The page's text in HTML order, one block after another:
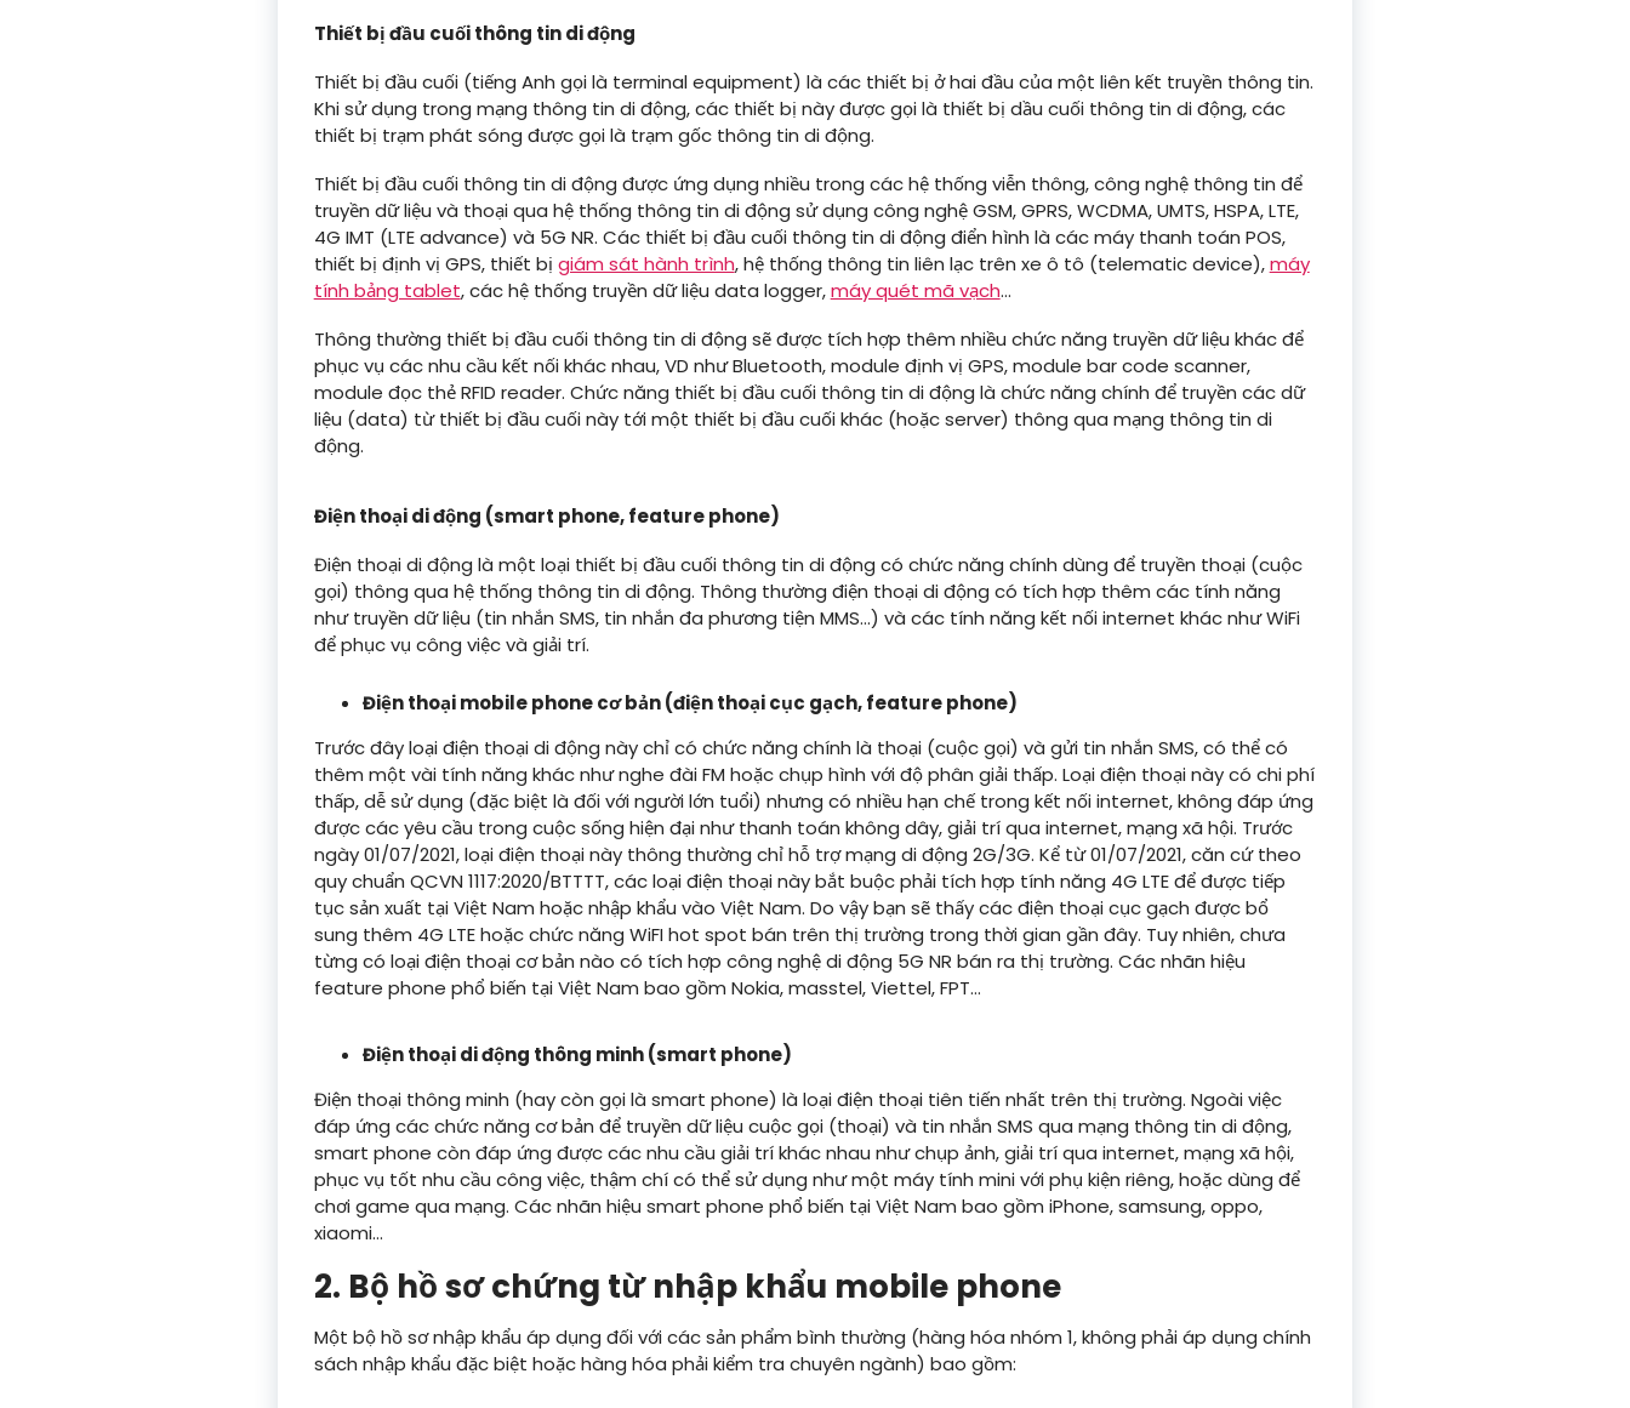
Thiết bị đầu cuối thông tin di động
Thiết bị đầu cuối (tiếng Anh gọi là terminal equipment) là các thiết bị ở hai đầu của một liên kết truyền thông tin.
Khi sử dụng trong mạng thông tin di động, các thiết bị này được gọi là thiết bị dầu cuối thông tin di động, các
thiết bị trạm phát sóng được gọi là trạm gốc thông tin di động.
Thiết bị đầu cuối thông tin di động được ứng dụng nhiều trong các hệ thống viễn thông, công nghệ thông tin để
truyền dữ liệu và thoại qua hệ thống thông tin di động sử dụng công nghệ GSM, GPRS, WCDMA, UMTS, HSPA, LTE,
4G IMT (LTE advance) và 5G NR. Các thiết bị đầu cuối thông tin di động điển hình là các máy thanh toán POS,
thiết bị định vị GPS, thiết bị giám sát hành trình, hệ thống thông tin liên lạc trên xe ô tô (telematic device),máy
tính bảng tablet, các hệ thống truyền dữ liệu data logger,máy quét mã vạch…
Thông thường thiết bị đầu cuối thông tin di động sẽ được tích hợp thêm nhiều chức năng truyền dữ liệu khác để
phục vụ các nhu cầu kết nối khác nhau, VD như Bluetooth, module định vị GPS, module bar code scanner,
module đọc thẻ RFID reader. Chức năng thiết bị đầu cuối thông tin di động là chức năng chính để truyền các dữ
liệu (data) từ thiết bị đầu cuối này tới một thiết bị đầu cuối khác (hoặc server) thông qua mạng thông tin di
động.
Điện thoại di động (smart phone, feature phone)
Điện thoại di động là một loại thiết bị đầu cuối thông tin di động có chức năng chính dùng để truyền thoại (cuộc
gọi) thông qua hệ thống thông tin di động. Thông thường điện thoại di động có tích hợp thêm các tính năng
như truyền dữ liệu (tin nhắn SMS, tin nhắn đa phương tiện MMS…) và các tính năng kết nối internet khác như WiFi
để phục vụ công việc và giải trí.
Điện thoại mobile phone cơ bản (điện thoại cục gạch, feature phone)
Trước đây loại điện thoại di động này chỉ có chức năng chính là thoại (cuộc gọi) và gửi tin nhắn SMS, có thể có
thêm một vài tính năng khác như nghe đài FM hoặc chụp hình với độ phân giải thấp. Loại điện thoại này có chi phí
thấp, dễ sử dụng (đặc biệt là đối với người lớn tuổi) nhưng có nhiều hạn chế trong kết nối internet, không đáp ứng
được các yêu cầu trong cuộc sống hiện đại như thanh toán không dây, giải trí qua internet, mạng xã hội. Trước
ngày 01/07/2021, loại điện thoại này thông thường chỉ hỗ trợ mạng di động 2G/3G. Kể từ 01/07/2021, căn cứ theo
quy chuẩn QCVN 1117:2020/BTTTT, các loại điện thoại này bắt buộc phải tích hợp tính năng 4G LTE để được tiếp
tục sản xuất tại Việt Nam hoặc nhập khẩu vào Việt Nam. Do vậy bạn sẽ thấy các điện thoại cục gạch được bổ
sung thêm 4G LTE hoặc chức năng WiFI hot spot bán trên thị trường trong thời gian gần đây. Tuy nhiên, chưa
từng có loại điện thoại cơ bản nào có tích hợp công nghệ di động 5G NR bán ra thị trường. Các nhãn hiệu
feature phone phổ biến tại Việt Nam bao gồm Nokia, masstel, Viettel, FPT…
Điện thoại di động thông minh (smart phone)
Điện thoại thông minh (hay còn gọi là smart phone) là loại điện thoại tiên tiến nhất trên thị trường. Ngoài việc
đáp ứng các chức năng cơ bản để truyền dữ liệu cuộc gọi (thoại) và tin nhắn SMS qua mạng thông tin di động,
smart phone còn đáp ứng được các nhu cầu giải trí khác nhau như chụp ảnh, giải trí qua internet, mạng xã hội,
phục vụ tốt nhu cầu công việc, thậm chí có thể sử dụng như một máy tính mini với phụ kiện riêng, hoặc dùng để
chơi game qua mạng. Các nhãn hiệu smart phone phổ biến tại Việt Nam bao gồm iPhone, samsung, oppo,
xiaomi…
2. Bộ hồ sơ chứng từ nhập khẩu mobile phone
Một bộ hồ sơ nhập khẩu áp dụng đối với các sản phẩm bình thường (hàng hóa nhóm 1, không phải áp dụng chính
sách nhập khẩu đặc biệt hoặc hàng hóa phải kiểm tra chuyên ngành) bao gồm: